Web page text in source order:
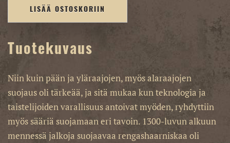
LISÄÄ OSTOSKORIIN
Tuotekuvaus
Niin kuin pään ja yläraajojen, myös alaraajojen
suojaus oli tärkeää, ja sitä mukaa kun teknologia ja
taistelijoiden varallisuus antoivat myöden, ryhdyttiin
myös sääriä suojamaan eri tavoin. 1300-luvun alkuun
mennessä jalkoja suojaavaa rengashaarniskaa oli